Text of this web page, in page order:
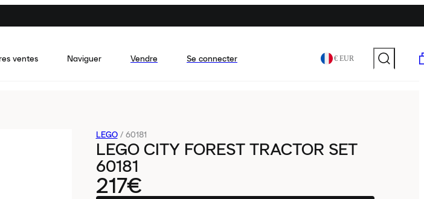
ventes Naviguer Vendre Se connecter € EUR
LEGO / 60181
LEGO CITY FOREST TRACTOR SET
60181
217€